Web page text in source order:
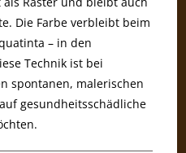
Die Farbe verbleibt beim
– in den
Technik ist bei
spontanen, malerischen
gesundheitsschädliche